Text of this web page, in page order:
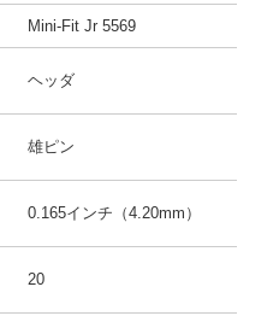
Mini-Fit Jr 5569
ヘッダ
雄ピン
0.165インチ（4.20mm）
20